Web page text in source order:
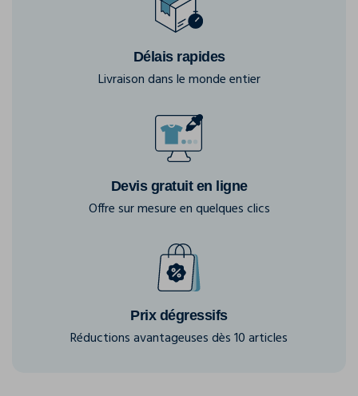
Délais rapides
Livraison dans le monde entier
Devis gratuit en ligne
Offre sur mesure en quelques clics
Prix dégressifs
Réductions avantageuses dès 10 articles